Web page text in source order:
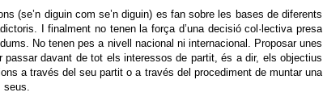
(se’n diguin com se’n diguin) es fan sobre les bases de diferents
I finalment no tenen la força d’una decisió col·lectiva presa
No tenen pes a nivell nacional ni internacional. Proposar unes
davant de tot els interessos de partit, és a dir, els objectius
a través del seu partit o a través del procediment de muntar una
seus.